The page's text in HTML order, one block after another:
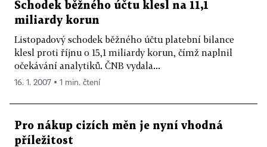
Schodek běžného účtu klesl na 11,1
miliardy korun
Listopadový schodek běžného účtu platební bilance
klesl proti říjnu o 15,1 miliardy korun, čímž naplnil
očekávání analytiků. ČNB vydala...
16. 1. 2007 ▪ 1 min. čtení
Pro nákup cizích měn je nyní vhodná
příležitost